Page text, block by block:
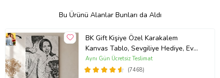
Bu Ürünü Alanlar Bunları da Aldı
BK Gift Kişiye Özel Karakalem
Kanvas Tablo, Sevgiliye Hediye, Ev
Hediyesi, Arkadaşa Hediye
(7468)
Aynı Gün Ücretsiz Teslimat